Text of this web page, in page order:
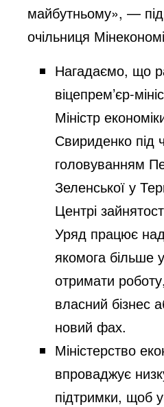
майбутньому», —
очільниця
Нагадаємо, що
віцепрем’єр-
Міністр
Свириденко під
головуванням
Зеленської у
Центрі
Уряд працює
якомога більше
отримати
власний бізнес
новий фах.
Міністерство
впроваджує
підтримки, щоб